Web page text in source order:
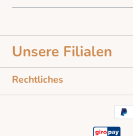
Unsere Filialen
Rechtliches